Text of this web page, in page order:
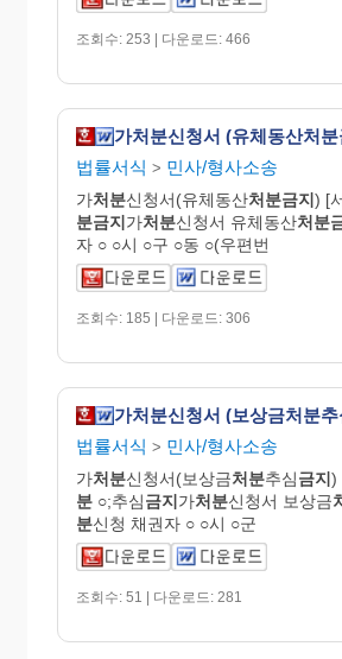
조회수: 253 | 다운로드: 466
가처분신청서 (유체동산처
법률서식 > 민사/형사소송
가처분신청서(유체동산처분금지) [
분금지가처분신청서 유체동산처분
자 ○ ○시 ○구 ○동 ○(우편번
조회수: 185 | 다운로드: 306
가처분신청서 (보상금처분
법률서식 > 민사/형사소송
가처분신청서(보상금처분추심금지)
분 ○;추심금지가처분신청서 보상금
분신청 채권자 ○ ○시 ○군
조회수: 51 | 다운로드: 281